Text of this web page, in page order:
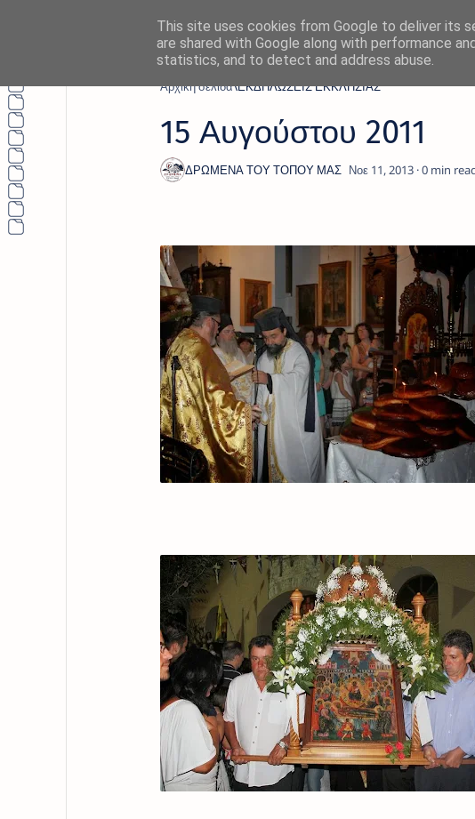
Αρχική σελίδα ΕΚΔΗΛΩΣΕΙΣ ΕΚΚΛΗΣΙΑΣ
15 Αυγούστου 2011
0
This site uses cookies from Google to deliver its
are shared with Google along with performance
statistics, and to detect and address abuse.